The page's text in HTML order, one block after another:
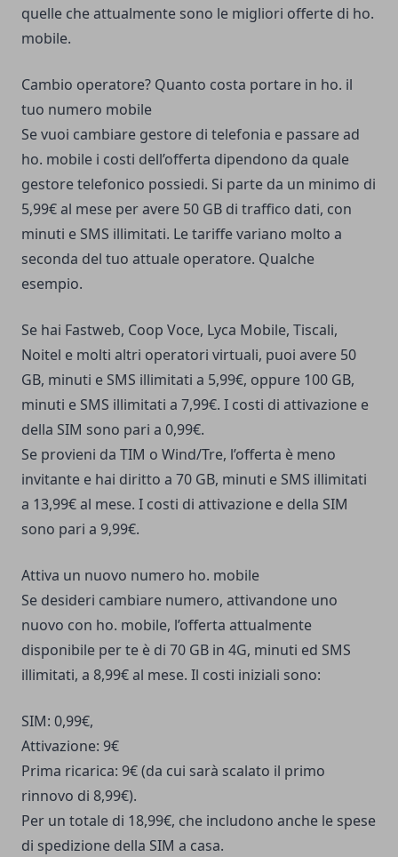
quelle che attualmente sono le migliori offerte di ho.
mobile.
Cambio operatore? Quanto costa portare in ho. il
tuo numero mobile
Se vuoi cambiare gestore di telefonia e passare ad
ho. mobile i costi dell’offerta dipendono da quale
gestore telefonico possiedi. Si parte da un minimo di
5,99€ al mese per avere 50 GB di traffico dati, con
minuti e SMS illimitati. Le tariffe variano molto a
seconda del tuo attuale operatore. Qualche
esempio.
Se hai Fastweb, Coop Voce, Lyca Mobile, Tiscali,
Noitel e molti altri operatori virtuali, puoi avere 50
GB, minuti e SMS illimitati a 5,99€, oppure 100 GB,
minuti e SMS illimitati a 7,99€. I costi di attivazione e
della SIM sono pari a 0,99€.
Se provieni da TIM o Wind/Tre, l’offerta è meno
invitante e hai diritto a 70 GB, minuti e SMS illimitati
a 13,99€ al mese. I costi di attivazione e della SIM
sono pari a 9,99€.
Attiva un nuovo numero ho. mobile
Se desideri cambiare numero, attivandone uno
nuovo con ho. mobile, l’offerta attualmente
disponibile per te è di 70 GB in 4G, minuti ed SMS
illimitati, a 8,99€ al mese. Il costi iniziali sono:
SIM: 0,99€,
Attivazione: 9€
Prima ricarica: 9€ (da cui sarà scalato il primo
rinnovo di 8,99€).
Per un totale di 18,99€, che includono anche le spese
di spedizione della SIM a casa.